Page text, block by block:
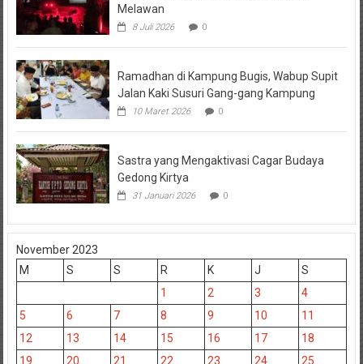
Melawan
8 Juli 2026 0
Ramadhan di Kampung Bugis, Wabup Supit
Jalan Kaki Susuri Gang-gang Kampung
10 Maret 2026 0
Sastra yang Mengaktivasi Cagar Budaya
Gedong Kirtya
31 Januari 2026 0
November 2023
M
S S R K J
S
1
2 3
4
5
6 7 8 9 10
11
12
13 14 15 16 17
18
19
20 21 22 23 24 25